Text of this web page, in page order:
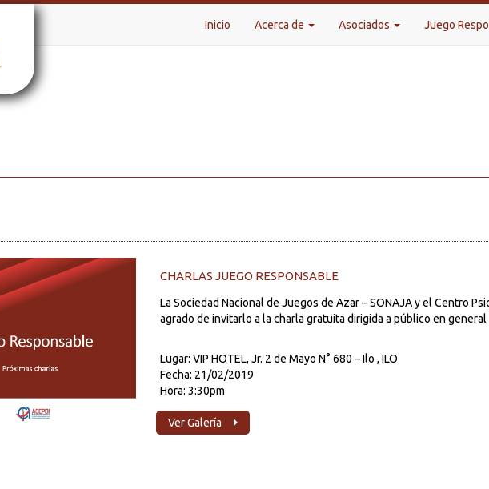
Inicio Acerca de Asociados Juego
CHARLAS JUEGO RESPONSABLE
La Sociedad Nacional de Juegos de Azar – SONAJA y el Centro
agrado de invitarlo a la charla gratuita dirigida a público en
Lugar: VIP HOTEL, Jr. 2 de Mayo N° 680 – Ilo , ILO
Fecha: 21/02/2019
Hora: 3:30pm
Ver Galería